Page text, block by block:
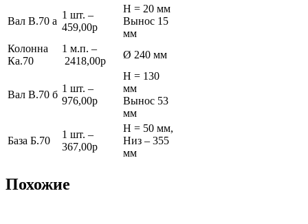
Вал В.70 а
1 шт. –
459,00р
Н = 20 мм
Вынос 15
мм
Колонна
Ка.70
1 м.п. –
2418,00р
Ø 240 мм
Вал В.70 б
1 шт. –
976,00р
Н = 130
мм
Вынос 53
мм
База Б.70
1 шт. –
367,00р
Н = 50 мм,
Низ – 355
мм
Похожие